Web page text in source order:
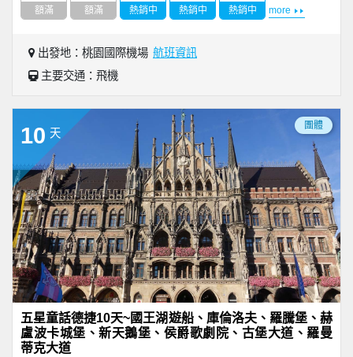
額滿
額滿
熱銷中
熱銷中
熱銷中
more
出發地：桃園國際機場 航班資訊
主要交通：飛機
10 天
團體
五星童話德捷10天~國王湖遊船、庫倫洛夫、羅騰堡、赫
盧波卡城堡、新天鵝堡、侯爵歌劇院、古堡大道、羅曼
蒂克大道